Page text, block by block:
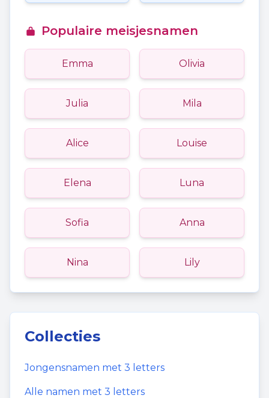
Populaire meisjesnamen
Emma Olivia
Julia Mila
Alice Louise
Elena Luna
Sofia Anna
Nina Lily
Collecties
Jongensnamen met 3 letters
Alle namen met 3 letters